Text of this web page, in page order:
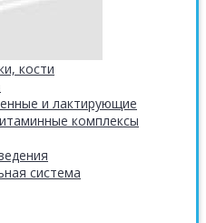
кости
и лактирующие
комплексы
система